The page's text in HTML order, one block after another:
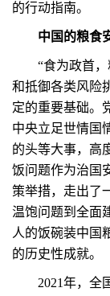
的行动指南。
中国的粮食
“食为政首，
和抵御各类风险
定的重要基础。
中央立足世情国
的头等大事，高
饭问题作为治国
策举措，走出了
温饱问题到全面
人的饭碗装中国
的历史性成就。
2021年，全国